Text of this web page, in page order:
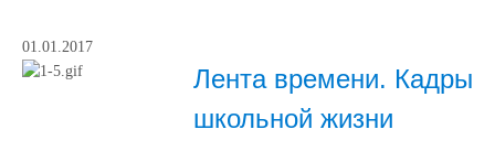
01.01.2017
Лента времени. Кадры
школьной жизни